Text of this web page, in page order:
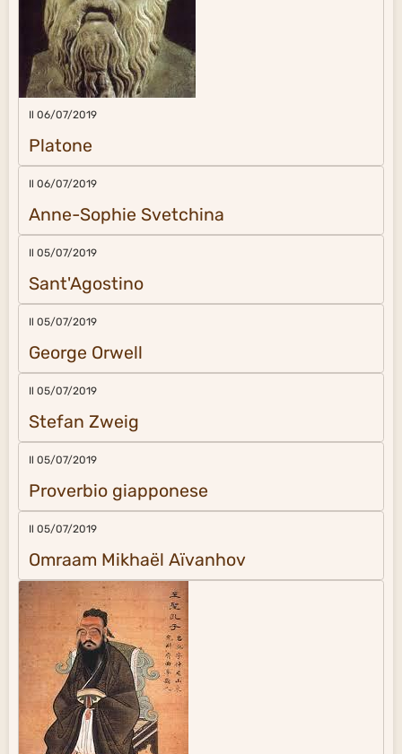
Il 06/07/2019
Platone
Il 06/07/2019
Anne-Sophie Svetchina
Il 05/07/2019
Sant'Agostino
Il 05/07/2019
George Orwell
Il 05/07/2019
Stefan Zweig
Il 05/07/2019
Proverbio giapponese
Il 05/07/2019
Omraam Mikhaël Aïvanhov